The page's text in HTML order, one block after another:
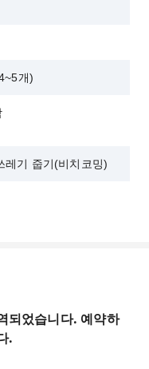
개)
레기 줍기(비치코밍)
되었습니다. 예약하
.